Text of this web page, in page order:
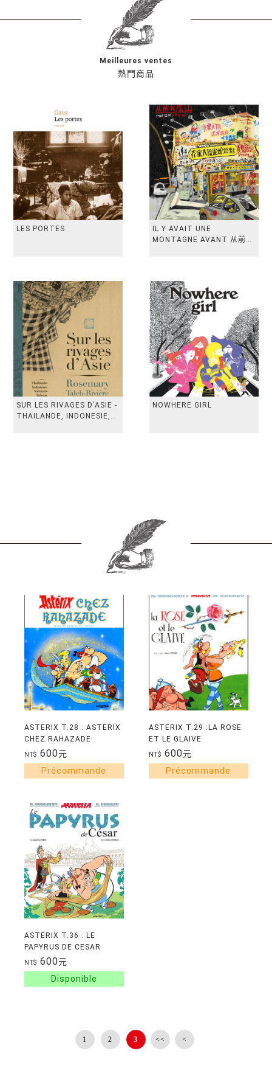
熱門商品
Meilleures ventes
LES PORTES
IL Y AVAIT UNE
MONTAGNE AVANT 从前有
SUR LES RIVAGES D'ASIE -
THAILANDE, INDONESIE,
NOWHERE GIRL
ASTERIX T.28 : ASTERIX
CHEZ RAHAZADE
NT$ 600元
ASTERIX T.29 :LA ROSE
ET LE GLAIVE
NT$ 600元
ASTERIX T.36 : LE
PAPYRUS DE CESAR
NT$ 600元
1 2 3 << <